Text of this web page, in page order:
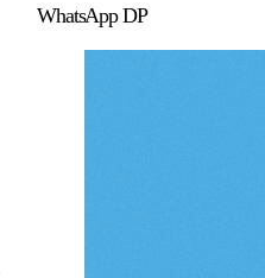
WhatsApp DP